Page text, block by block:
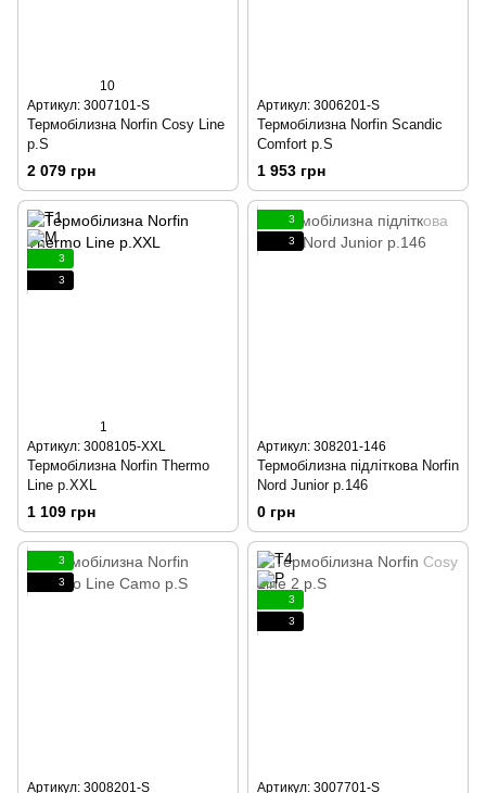
10
Артикул: 3007101-S
Термобілизна Norfin Cosy Line
р.S
2 079 грн
Артикул: 3006201-S
Термобілизна Norfin Scandic
Comfort р.S
1 953 грн
3
3
1
Артикул: 3008105-XXL
Термобілизна Norfin Thermo
Line р.XXL
1 109 грн
3
3
Артикул: 308201-146
Термобілизна підліткова Norfin
Nord Junior р.146
0 грн
3
3
Артикул: 3008201-S
3
3
Артикул: 3007701-S